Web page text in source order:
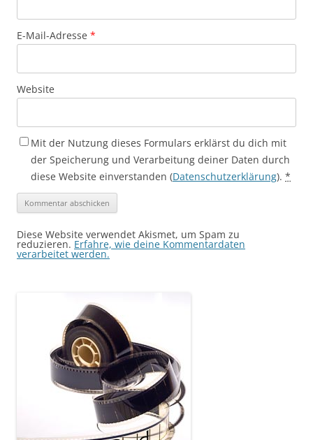
E-Mail-Adresse *
Website
Mit der Nutzung dieses Formulars erklärst du dich mit
der Speicherung und Verarbeitung deiner Daten durch
diese Website einverstanden (Datenschutzerklärung). *
Diese Website verwendet Akismet, um Spam zu
reduzieren. Erfahre, wie deine Kommentardaten
verarbeitet werden.